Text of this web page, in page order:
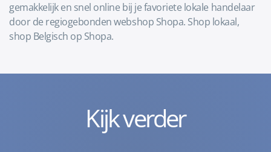
gemakkelijk en snel online bij je favoriete lokale handelaar
door de regiogebonden webshop Shopa. Shop lokaal,
shop Belgisch op Shopa.
Kijk verder